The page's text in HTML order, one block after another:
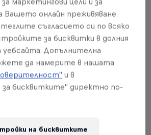
Content Pool
Вашето онлайн преживяване.
съгласието си по всяко
за бисквитки в долния
уебсайта. Допълнителна
да намерите в нашата
и в
бисквитките" директно по-
на бисквитките